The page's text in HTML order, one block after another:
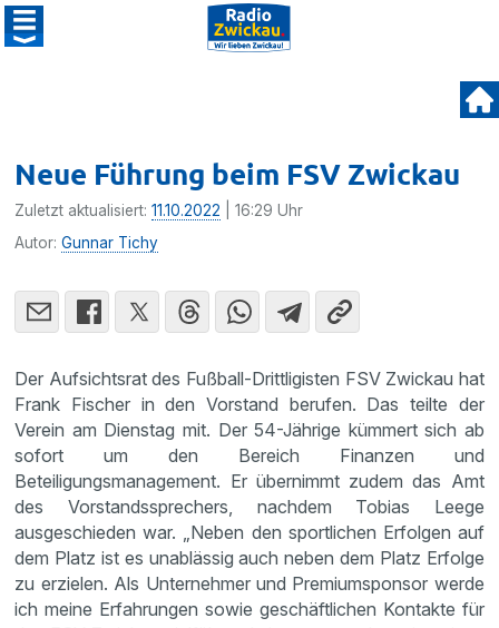
Neue Führung beim FSV Zwickau
Zuletzt aktualisiert:11.10.2022 | 16:29 Uhr
Autor:Gunnar Tichy
Der Aufsichtsrat des Fußball-Drittligisten FSV Zwickau hat
Frank Fischer in den Vorstand berufen. Das teilte der
Verein am Dienstag mit. Der 54-Jährige kümmert sich ab
sofort um den Bereich Finanzen und
Beteiligungsmanagement. Er übernimmt zudem das Amt
des Vorstandssprechers, nachdem Tobias Leege
ausgeschieden war. „Neben den sportlichen Erfolgen auf
dem Platz ist es unablässig auch neben dem Platz Erfolge
zu erzielen. Als Unternehmer und Premiumsponsor werde
ich meine Erfahrungen sowie geschäftlichen Kontakte für